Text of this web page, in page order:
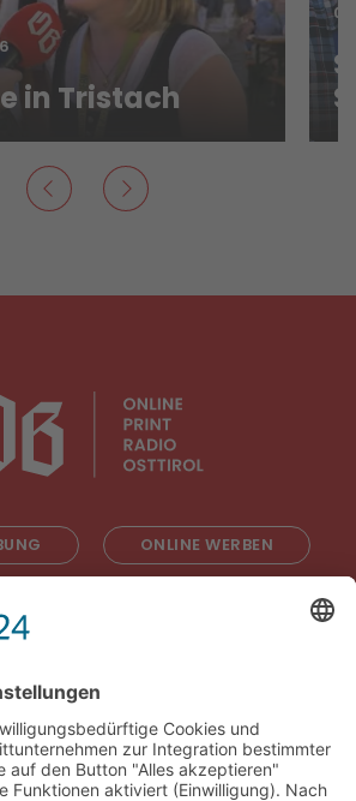
in Tristach
ONLINE WERBEN